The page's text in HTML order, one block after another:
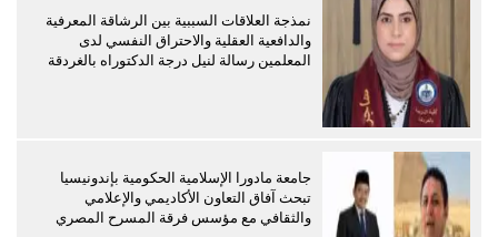
نمذجة العلاقات السببية بين الرشاقة المعرفية
والدافعية العقلية والاحتراق النفسي لدى
المعلمين رسالة لنيل درجة الدكتوراه بالغردقة
جامعة مادورا الإسلامية الحكومية بإندونيسيا
تبحث آفاق التعاون الأكاديمي والإعلامي
والثقافي مع مؤسس فرقة المسرح المصري